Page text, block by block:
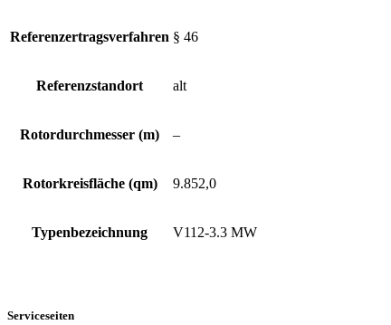
Referenzertragsverfahren § 46
Referenzstandort alt
Rotordurchmesser (m) –
Rotorkreisfläche (qm) 9.852,0
Typenbezeichnung V112-3.3 MW
Serviceseiten